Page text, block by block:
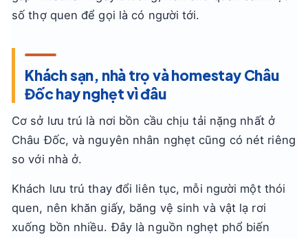
số thợ quen để gọi là có người tới.
Khách sạn, nhà trọ và homestay Châu
Đốc hay nghẹt vì đâu
Cơ sở lưu trú là nơi bồn cầu chịu tải nặng nhất ở
Châu Đốc, và nguyên nhân nghẹt cũng có nét riêng
so với nhà ở.
Khách lưu trú thay đổi liên tục, mỗi người một thói
quen, nên khăn giấy, băng vệ sinh và vật lạ rơi
xuống bồn nhiều. Đây là nguồn nghẹt phổ biến